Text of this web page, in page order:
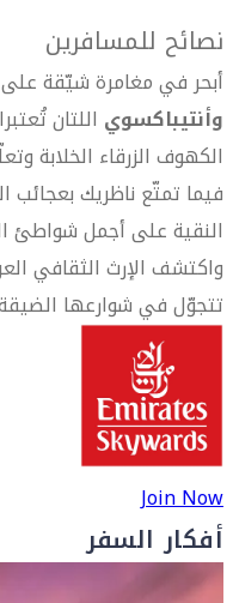
نصائح للمسافرين
أبحر في مغامرة شيّقة على
وأنتيباكسوي اللتان
الكهوف الزرقاء الخلابة
فيما تمتّع ناظريك بعجائب
النقية على أجمل شواطئ
واكتشف الإرث الثقافي
تتجوّل في شوارعها
Join Now
أفكار السفر